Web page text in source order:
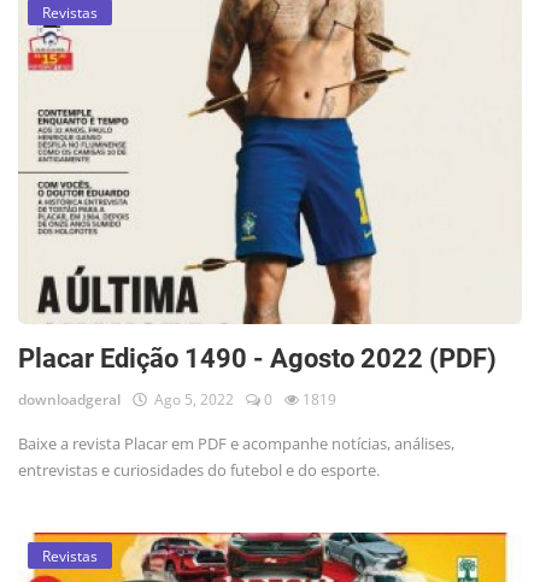
Revistas
Placar Edição 1490 - Agosto 2022 (PDF)
downloadgeral Ago 5, 2022 0 1819
Baixe a revista Placar em PDF e acompanhe notícias, análises,
entrevistas e curiosidades do futebol e do esporte.
Revistas